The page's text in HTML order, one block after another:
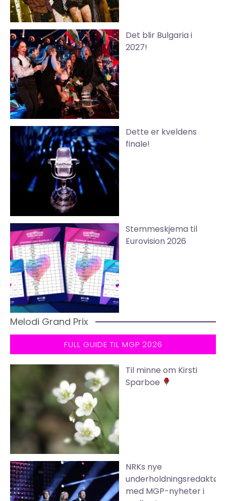
Det blir Bulgaria i
2027!
Dette er kveldens
finale!
Stemmeskjema til
Eurovision 2026
Melodi Grand Prix
FULL GUIDE TIL MGP 2026
Til minne om Kirsti
Sparboe
NRKs nye
underholdningsredaktør
med MGP-nyheter i